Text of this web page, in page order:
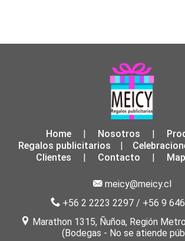
Home | Nosotros |
Regalos publicitarios
Clientes
Contacto
meicy@meicy.cl
+56 2 2223 2297/ +56 9
Marathon 1315, Ñuñoa, Región
(Bodegas - No se atiende